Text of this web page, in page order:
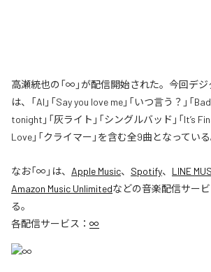
高瀬統也の「∞」が配信開始された。今回デ
は、「AI」「Say you love me」「いつ言う？」「
tonight」「灰ライト」「シングルバッド」「It’s
Love」「クライマー」を含む全9曲となっている
なお「∞ 」は、 Apple Music、 Spotify、 LINE
Amazon Music Unlimitedなどの音楽配信サー
る。
各配信サービス： ∞